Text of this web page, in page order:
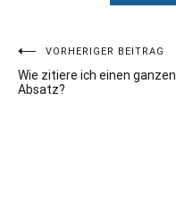
Beitragsnavigation
VORHERIGER BEITRAG
Wie zitiere ich einen ganzen
Absatz?